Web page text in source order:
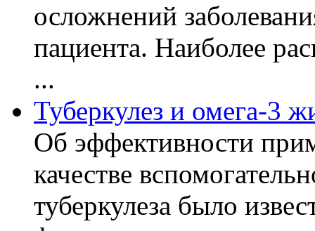
осложнений
пациента. Наиболее
...
Туберкулез и омега-3
Об эффективности
качестве
туберкулеза было